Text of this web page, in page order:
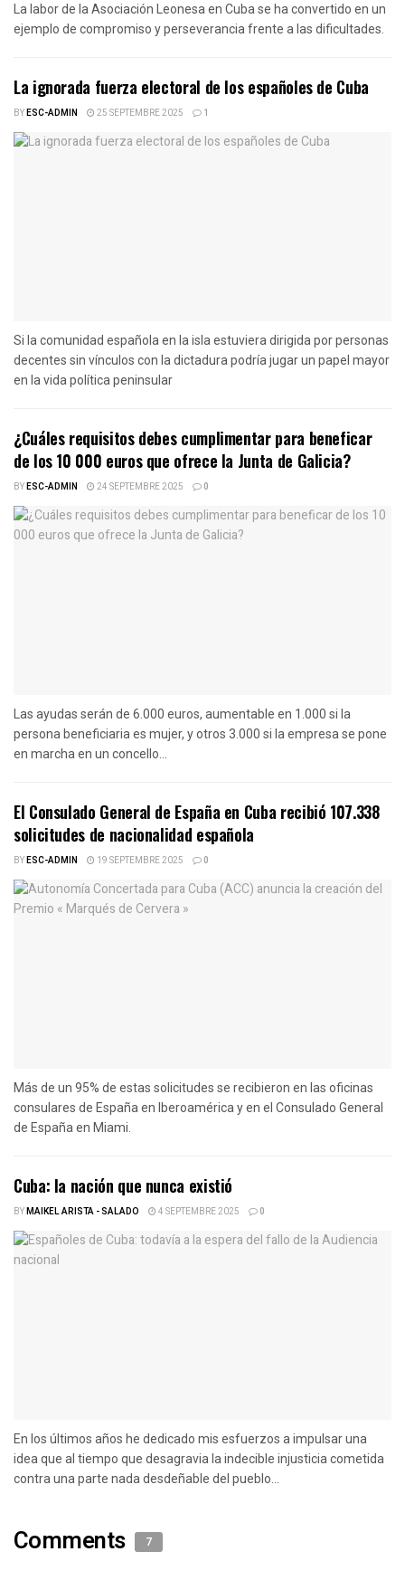
La labor de la Asociación Leonesa en Cuba se ha convertido en un
ejemplo de compromiso y perseverancia frente a las dificultades.
La ignorada fuerza electoral de los españoles de Cuba
BYESC-ADMIN 25 SEPTEMBRE 2025 1
Si la comunidad española en la isla estuviera dirigida por personas
decentes sin vínculos con la dictadura podría jugar un papel mayor
en la vida política peninsular
¿Cuáles requisitos debes cumplimentar para beneficar
de los 10 000 euros que ofrece la Junta de Galicia?
BYESC-ADMIN 24 SEPTEMBRE 2025 0
Las ayudas serán de 6.000 euros, aumentable en 1.000 si la
persona beneficiaria es mujer, y otros 3.000 si la empresa se pone
en marcha en un concello...
El Consulado General de España en Cuba recibió 107.338
solicitudes de nacionalidad española
BYESC-ADMIN 19 SEPTEMBRE 2025 0
Más de un 95% de estas solicitudes se recibieron en las oficinas
consulares de España en Iberoamérica y en el Consulado General
de España en Miami.
Cuba: la nación que nunca existió
BYMAIKEL ARISTA - SALADO 4 SEPTEMBRE 2025 0
En los últimos años he dedicado mis esfuerzos a impulsar una
idea que al tiempo que desagravia la indecible injusticia cometida
contra una parte nada desdeñable del pueblo...
Comments 7